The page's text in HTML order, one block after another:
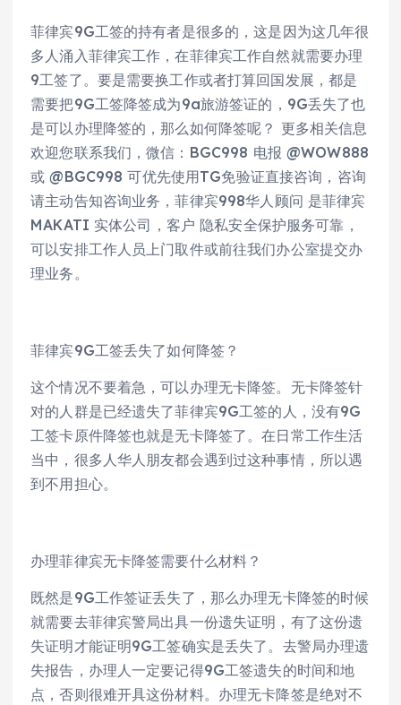
菲律宾9G工签的持有者是很多的，这是因为这几年很
多人涌入菲律宾工作，在菲律宾工作自然就需要办理
9工签了。要是需要换工作或者打算回国发展，都是
需要把9G工签降签成为9a旅游签证的，9G丢失了也
是可以办理降签的，那么如何降签呢？ 更多相关信息
欢迎您联系我们，微信：BGC998 电报 @WOW888
或 @BGC998 可优先使用TG免验证直接咨询，咨询
请主动告知咨询业务，菲律宾998华人顾问 是菲律宾
MAKATI 实体公司，客户 隐私安全保护服务可靠，
可以安排工作人员上门取件或前往我们办公室提交办
理业务。
菲律宾9G工签丢失了如何降签？
这个情况不要着急，可以办理无卡降签。无卡降签针
对的人群是已经遗失了菲律宾9G工签的人，没有9G
工签卡原件降签也就是无卡降签了。在日常工作生活
当中，很多人华人朋友都会遇到过这种事情，所以遇
到不用担心。
办理菲律宾无卡降签需要什么材料？
既然是9G工作签证丢失了，那么办理无卡降签的时候
就需要去菲律宾警局出具一份遗失证明，有了这份遗
失证明才能证明9G工签确实是丢失了。去警局办理遗
失报告，办理人一定要记得9G工签遗失的时间和地
点，否则很难开具这份材料。办理无卡降签是绝对不